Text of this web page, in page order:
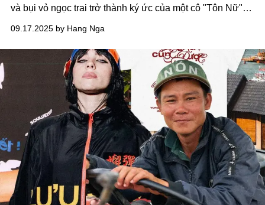
và bụi vỏ ngọc trai trở thành ký ức của một cô "Tôn Nữ"
ráp, người thợ đã thổi hồn vào từng hạt cúc, biến chúng
thành những viên ngọc lấp lánh mang vẻ đẹp của đại
dương và kể câu chuyện tinh tế nhất về thời trang cao
09.17.2025 by Hang Nga